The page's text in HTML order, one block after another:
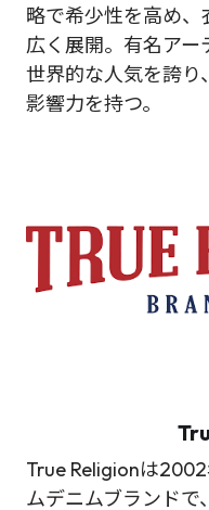
略で希少性を高め
広く展開。有名アー
世界的な人気を誇り
影響力を持つ。
True Religionは
ムデニムブランドで